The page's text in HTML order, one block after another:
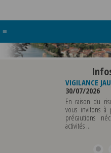
≡
VIGILANCE
30/07/2026
En raison du
vous invitons à
précautions
activités ...